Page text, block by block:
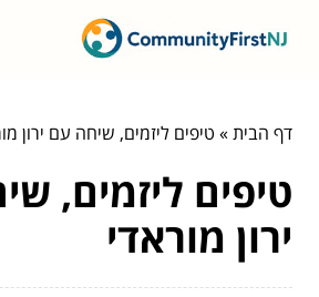
דף הבית» טיפים ליזמים, שיחה עם ירון
טיפים ליזמים,
ירון מוראדי